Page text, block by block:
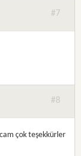
#7
#8
çok teşekkürler